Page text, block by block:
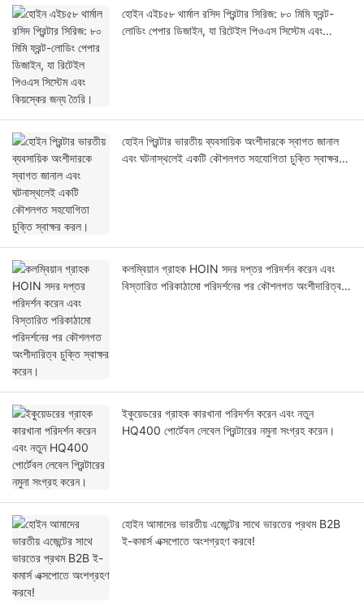
হোইন এইচ৫৮ থার্মাল রসিদ প্রিন্টার সিরিজ: ৮০ মিমি ফ্রন্ট-
লোডিং পেপার ডিজাইন, যা রিটেইল পিওএস সিস্টেম এবং
হোইন প্রিন্টার ভারতীয় ব্যবসায়িক অংশীদারকে স্বাগত জানাল
এবং ঘটনাস্থলেই একটি কৌশলগত সহযোগিতা চুক্তি স্বাক্ষর
কলম্বিয়ান গ্রাহক HOIN সদর দপ্তর পরিদর্শন করেন এবং
বিস্তারিত পরিকাঠামো পরিদর্শনের পর কৌশলগত অংশীদারিত্ব
ইকুয়েডরের গ্রাহক কারখানা পরিদর্শন করেন এবং নতুন
HQ400 পোর্টেবল লেবেল প্রিন্টারের নমুনা সংগ্রহ করেন।
হোইন আমাদের ভারতীয় এজেন্টের সাথে ভারতের প্রথম B2B
ই-কমার্স এক্সপোতে অংশগ্রহণ করবে!